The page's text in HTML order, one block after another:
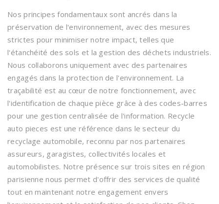
Nos principes fondamentaux sont ancrés dans la
préservation de l'environnement, avec des mesures
strictes pour minimiser notre impact, telles que
l'étanchéité des sols et la gestion des déchets industriels.
Nous collaborons uniquement avec des partenaires
engagés dans la protection de l'environnement. La
traçabilité est au cœur de notre fonctionnement, avec
l'identification de chaque pièce grâce à des codes-barres
pour une gestion centralisée de l'information. Recycle
auto pieces est une référence dans le secteur du
recyclage automobile, reconnu par nos partenaires
assureurs, garagistes, collectivités locales et
automobilistes. Notre présence sur trois sites en région
parisienne nous permet d'offrir des services de qualité
tout en maintenant notre engagement envers